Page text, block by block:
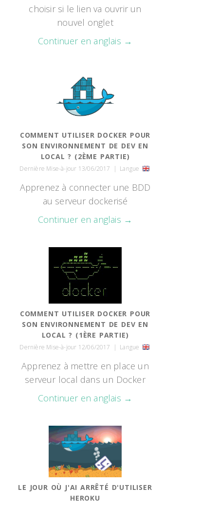
choisir si le lien va ouvrir un
nouvel onglet
Continuer en anglais →
COMMENT UTILISER DOCKER POUR
SON ENVIRONNEMENT DE DEV EN
LOCAL ? (2ÈME PARTIE)
Dernière Mise-à-jour 13/06/2017 | Langue
Apprenez à connecter une BDD
au serveur dockerisé
Continuer en anglais →
COMMENT UTILISER DOCKER POUR
SON ENVIRONNEMENT DE DEV EN
LOCAL ? (1ÈRE PARTIE)
Dernière Mise-à-jour 12/06/2017 | Langue
Apprenez à mettre en place un
serveur local dans un Docker
Continuer en anglais →
LE JOUR OÙ J'AI ARRÊTÉ D'UTILISER
HEROKU